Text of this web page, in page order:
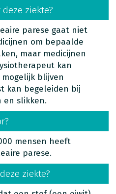
ziekte?
parese gaat niet
om bepaalde
maar medicijnen
kan
blijven
kan begeleiden bij
en slikken.
mensen heeft
parese.
ziekte?